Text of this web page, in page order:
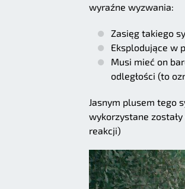
wyraźne wyzwania:
Zasięg takiego
Eksplodujące w
Musi mieć on
odległości (to
Jasnym plusem tego
wykorzystane
reakcji)